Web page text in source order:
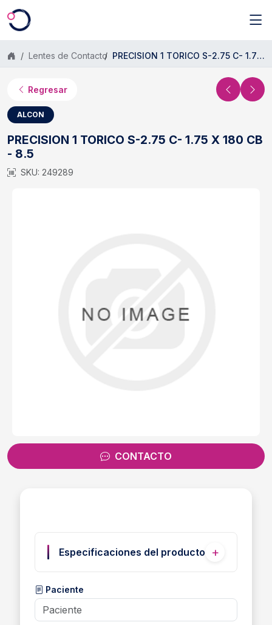
Saltar al contenido principal
Lentes de Contacto PRECISION 1 TORICO S-2.75 C- 1.75 X 180 CB - 8.5
Regresar
ALCON
PRECISION 1 TORICO S-2.75 C- 1.75 X 180 CB
- 8.5
SKU: 249289
CONTACTO
Especificaciones del producto
Paciente